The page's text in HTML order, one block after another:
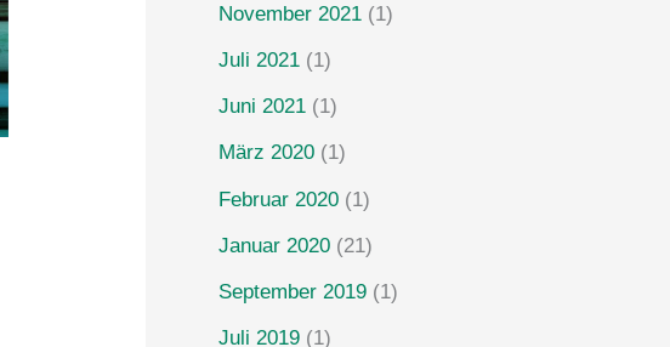
November 2021 (1)
Juli 2021 (1)
Juni 2021 (1)
März 2020 (1)
Februar 2020 (1)
Januar 2020 (21)
September 2019 (1)
Juli 2019 (1)